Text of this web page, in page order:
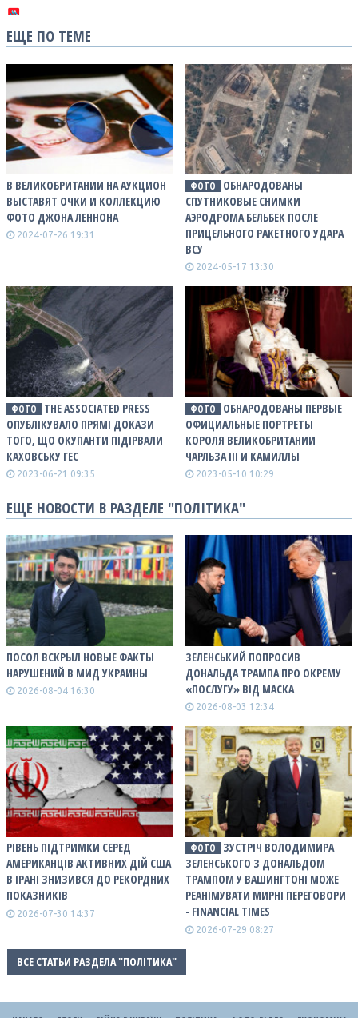
ЕЩЕ ПО ТЕМЕ
В ВЕЛИКОБРИТАНИИ НА АУКЦИОН
ВЫСТАВЯТ ОЧКИ И КОЛЛЕКЦИЮ
ФОТО ДЖОНА ЛЕННОНА
2024-07-26 19:31
ФОТО
ОБНАРОДОВАНЫ
СПУТНИКОВЫЕ СНИМКИ
АЭРОДРОМА БЕЛЬБЕК ПОCЛЕ
ПРИЦЕЛЬНОГО РАКЕТНОГО УДАРА
ВСУ
2024-05-17 13:30
ФОТО
THE ASSOCIATED PRESS
ОПУБЛІКУВАЛО ПРЯМІ ДОКАЗИ
ТОГО, ЩО ОКУПАНТИ ПІДІРВАЛИ
КАХОВСЬКУ ГЕС
2023-06-21 09:35
ФОТО
ОБНАРОДОВАНЫ ПЕРВЫЕ
ОФИЦИАЛЬНЫЕ ПОРТРЕТЫ
КОРОЛЯ ВЕЛИКОБРИТАНИИ
ЧАРЛЬЗА ІІІ И КАМИЛЛЫ
2023-05-10 10:29
ЕЩЕ НОВОСТИ В РАЗДЕЛЕ "ПОЛІТИКА"
ПОСОЛ ВСКРЫЛ НОВЫЕ ФАКТЫ
НАРУШЕНИЙ В МИД УКРАИНЫ
2026-08-04 16:30
ЗЕЛЕНСЬКИЙ ПОПРОСИВ
ДОНАЛЬДА ТРАМПА ПРО ОКРЕМУ
«ПОСЛУГУ» ВІД МАСКА
2026-08-03 12:34
РІВЕНЬ ПІДТРИМКИ СЕРЕД
АМЕРИКАНЦІВ АКТИВНИХ ДІЙ США
В ІРАНІ ЗНИЗИВСЯ ДО РЕКОРДНИХ
ПОКАЗНИКІВ
2026-07-30 14:37
ФОТО
ЗУСТРІЧ ВОЛОДИМИРА
ЗЕЛЕНСЬКОГО З ДОНАЛЬДОМ
ТРАМПОМ У ВАШИНГТОНІ МОЖЕ
РЕАНІМУВАТИ МИРНІ ПЕРЕГОВОРИ
- FINANCIAL TIMES
2026-07-29 08:27
ВСЕ СТАТЬИ РАЗДЕЛА "ПОЛІТИКА"